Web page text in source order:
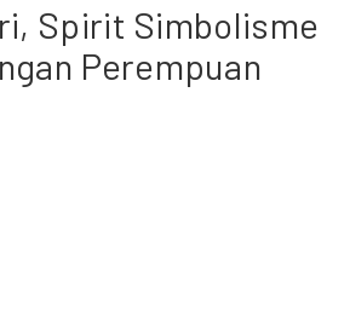
Spirit Simbolisme
Perempuan